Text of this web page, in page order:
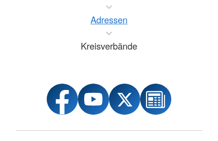
Adressen
Kreisverbände